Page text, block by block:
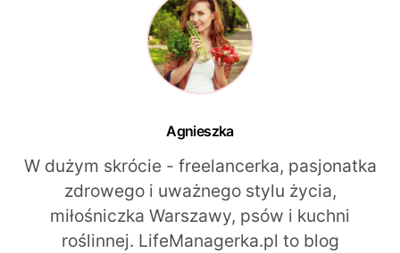
Agnieszka
W dużym skrócie - freelancerka, pasjonatka
zdrowego i uważnego stylu życia,
miłośniczka Warszawy, psów i kuchni
roślinnej. LifeManagerka.pl to blog